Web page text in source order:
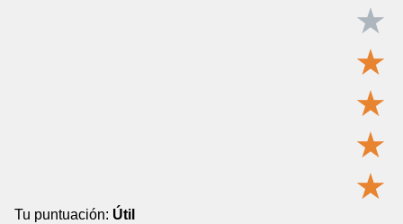
★
★
★
★
★
Tu puntuación: Útil